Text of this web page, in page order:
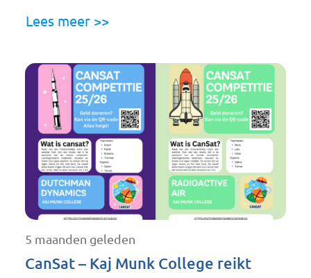
Lees meer >>
5 maanden geleden
CanSat – Kaj Munk College reikt